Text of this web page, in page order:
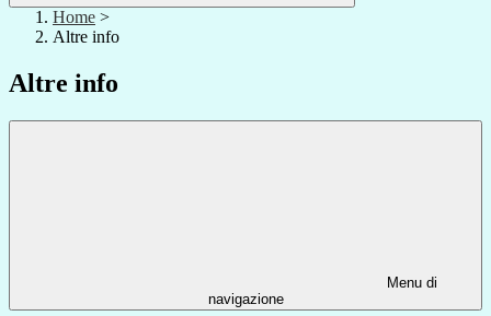
Home >
Altre info
Altre info
Menu di
navigazione